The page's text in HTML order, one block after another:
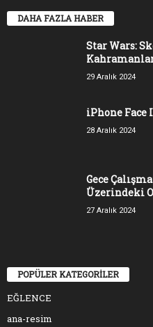
DAHA FAZLA HABER
Star Wars:
29 Aralık 2024
iPhone Face
28 Aralık 2024
Gece
Üzerindeki
27 Aralık 2024
POPÜLER KATEGORİLER
EĞLENCE
ana-resim